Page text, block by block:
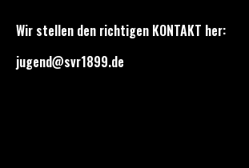
Wir stellen den richtigen KONTAKT her:
jugend@svr1899.de